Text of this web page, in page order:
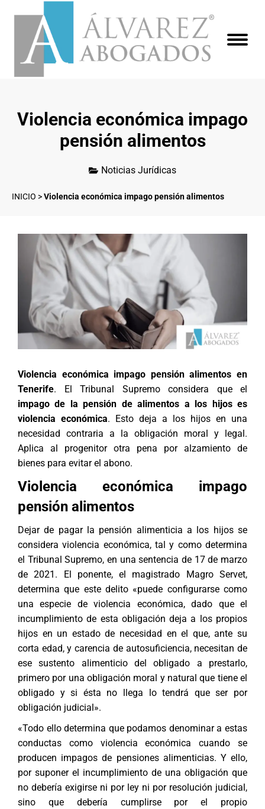
Violencia económica impago
pensión alimentos
Noticias Jurídicas
INICIO >Violencia económica impago pensión alimentos
Violencia económica impago pensión alimentos en
Tenerife. El Tribunal Supremo considera que el
impago de la pensión de alimentos a los hijos es
violencia económica. Esto deja a los hijos en una
necesidad contraria a la obligación moral y legal.
Aplica al progenitor otra pena por alzamiento de
bienes para evitar el abono.
Violencia económica impago
pensión alimentos
Dejar de pagar la pensión alimenticia a los hijos se
considera violencia económica, tal y como determina
el Tribunal Supremo, en una sentencia de 17 de marzo
de 2021. El ponente, el magistrado Magro Servet,
determina que este delito «puede configurarse como
una especie de violencia económica, dado que el
incumplimiento de esta obligación deja a los propios
hijos en un estado de necesidad en el que, ante su
corta edad, y carencia de autosuficiencia, necesitan de
ese sustento alimenticio del obligado a prestarlo,
primero por una obligación moral y natural que tiene el
obligado y si ésta no llega lo tendrá que ser por
obligación judicial».
«Todo ello determina que podamos denominar a estas
conductas como violencia económica cuando se
producen impagos de pensiones alimenticias. Y ello,
por suponer el incumplimiento de una obligación que
no debería exigirse ni por ley ni por resolución judicial,
sino que debería cumplirse por el propio